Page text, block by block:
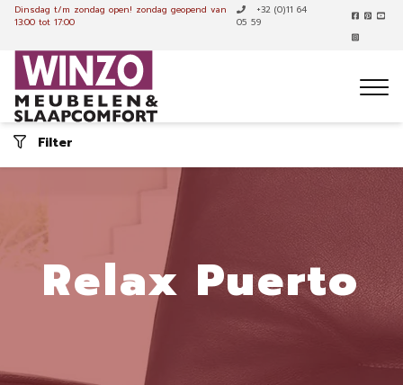
Dinsdag t/m zondag open! zondag geopend van
13:00 tot 17:00
+32 (0)11 64
05 59
Relax Puerto
Filter